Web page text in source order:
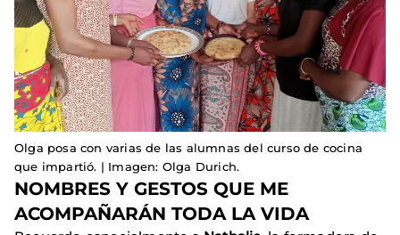
Olga posa con varias de las alumnas del curso de cocina
que impartió. | Imagen: Olga Durich.
NOMBRES Y GESTOS QUE ME
ACOMPAÑARÁN TODA LA VIDA